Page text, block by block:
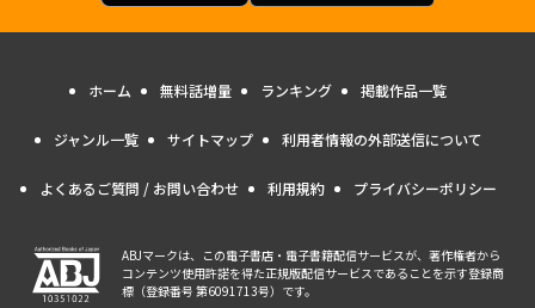
ホーム 無料話増量 ランキング 掲載作品一覧
ジャンル一覧 サイトマップ 利用者情報の外部送信について
よくあるご質問 / お問い合わせ 利用規約 プライバシーポリシー
ABJマークは、この電子書店・電子書籍配信サービスが、著作権者から
コンテンツ使用許諾を得た正規版配信サービスであることを示す登録商
標（登録番号 第6091713号）です。